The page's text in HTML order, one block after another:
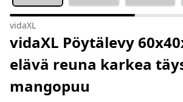
vidaXL
vidaXL Pöytälevy
elävä reuna karkea
mangopuu